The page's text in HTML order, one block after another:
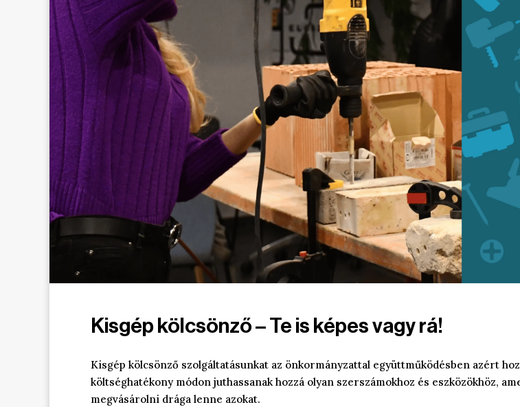
Kisgép kölcsönző – Te is képes vagy rá!
Kisgép kölcsönző szolgáltatásunkat az önkormányzattal együttműködésben azért
költséghatékony módon juthassanak hozzá olyan szerszámokhoz és eszközökhöz,
megvásárolni drága lenne azokat.